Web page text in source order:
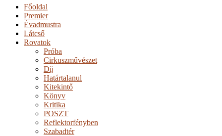
Főoldal
Premier
Évadmustra
Látcső
Rovatok
Próba
Cirkuszművészet
Díj
Határtalanul
Kitekintő
Könyv
Kritika
POSZT
Reflektorfényben
Szabadtér